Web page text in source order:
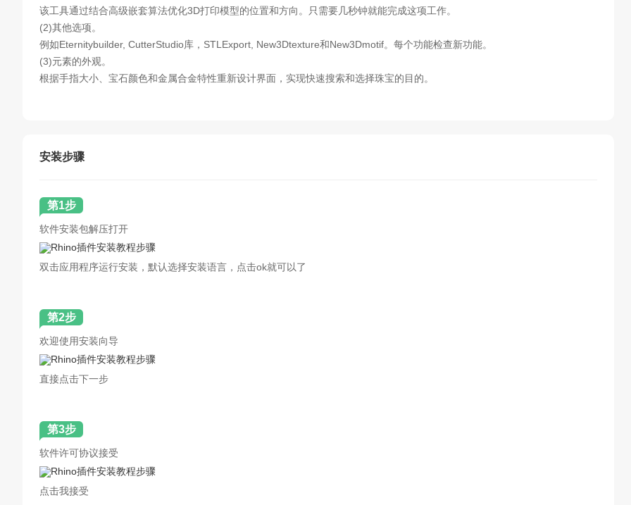
该工具通过结合高级嵌套算法优化3D打印模型的位置和方向。只需要几秒钟就能完成这项工作。
(2)其他选项。
例如Eternitybuilder, CutterStudio库，STLExport, New3Dtexture和New3Dmotif。每个功能检查新功能。
(3)元素的外观。
根据手指大小、宝石颜色和金属合金特性重新设计界面，实现快速搜索和选择珠宝的目的。
安装步骤
第1步
软件安装包解压打开
双击应用程序运行安装，默认选择安装语言，点击ok就可以了
第2步
欢迎使用安装向导
直接点击下一步
第3步
软件许可协议接受
点击我接受